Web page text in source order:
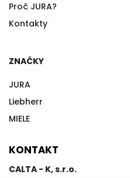
Proč JURA?
Kontakty
ZNAČKY
JURA
Liebherr
MIELE
KONTAKT
CALTA - K, s.r.o.